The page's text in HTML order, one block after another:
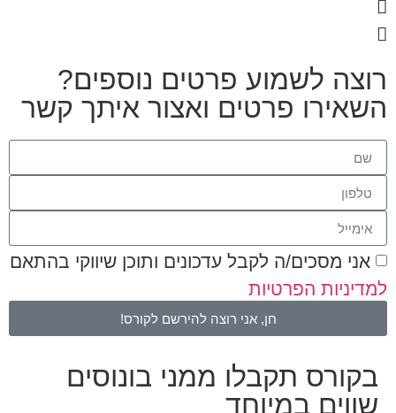
רוצה לשמוע פרטים נוספים?
השאירו פרטים ואצור איתך קשר
אני מסכים/ה לקבל עדכונים ותוכן שיווקי בהתאם
למדיניות הפרטיות
חן, אני רוצה להירשם לקורס!
בקורס תקבלו ממני בונוסים
שווים במיוחד